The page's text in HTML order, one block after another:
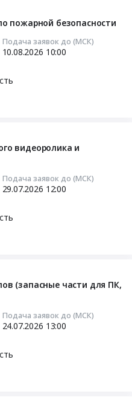
пожарной безопасности
Подача заявок до (МСК)
10.08.2026 10:00
видеоролика и
Подача заявок до (МСК)
29.07.2026 12:00
(запасные части для ПК,
Подача заявок до (МСК)
24.07.2026 13:00